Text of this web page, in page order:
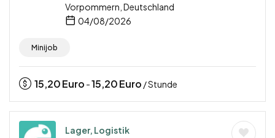
Vorpommern, Deutschland
04/08/2026
Minijob
15,20Euro -15,20Euro / Stunde
Lager, Logistik